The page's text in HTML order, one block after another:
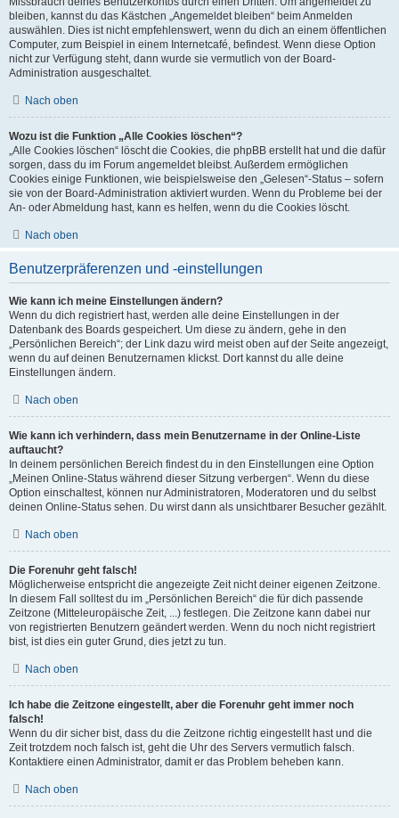
bleiben, kannst du das Kästchen „Angemeldet bleiben“ beim Anmelden
auswählen. Dies ist nicht empfehlenswert, wenn du dich an einem öffentlichen
Computer, zum Beispiel in einem Internetcafé, befindest. Wenn diese Option
nicht zur Verfügung steht, dann wurde sie vermutlich von der Board-
Administration ausgeschaltet.
Nach oben
Wozu ist die Funktion „Alle Cookies löschen“?
„Alle Cookies löschen“ löscht die Cookies, die phpBB erstellt hat und die dafür
sorgen, dass du im Forum angemeldet bleibst. Außerdem ermöglichen
Cookies einige Funktionen, wie beispielsweise den „Gelesen“-Status – sofern
sie von der Board-Administration aktiviert wurden. Wenn du Probleme bei der
An- oder Abmeldung hast, kann es helfen, wenn du die Cookies löscht.
Nach oben
Benutzerpräferenzen und -einstellungen
Wie kann ich meine Einstellungen ändern?
Wenn du dich registriert hast, werden alle deine Einstellungen in der
Datenbank des Boards gespeichert. Um diese zu ändern, gehe in den
„Persönlichen Bereich“; der Link dazu wird meist oben auf der Seite angezeigt,
wenn du auf deinen Benutzernamen klickst. Dort kannst du alle deine
Einstellungen ändern.
Nach oben
Wie kann ich verhindern, dass mein Benutzername in der Online-Liste
auftaucht?
In deinem persönlichen Bereich findest du in den Einstellungen eine Option
„Meinen Online-Status während dieser Sitzung verbergen“. Wenn du diese
Option einschaltest, können nur Administratoren, Moderatoren und du selbst
deinen Online-Status sehen. Du wirst dann als unsichtbarer Besucher gezählt.
Nach oben
Die Forenuhr geht falsch!
Möglicherweise entspricht die angezeigte Zeit nicht deiner eigenen Zeitzone.
In diesem Fall solltest du im „Persönlichen Bereich“ die für dich passende
Zeitzone (Mitteleuropäische Zeit, ...) festlegen. Die Zeitzone kann dabei nur
von registrierten Benutzern geändert werden. Wenn du noch nicht registriert
bist, ist dies ein guter Grund, dies jetzt zu tun.
Nach oben
Ich habe die Zeitzone eingestellt, aber die Forenuhr geht immer noch
falsch!
Wenn du dir sicher bist, dass du die Zeitzone richtig eingestellt hast und die
Zeit trotzdem noch falsch ist, geht die Uhr des Servers vermutlich falsch.
Kontaktiere einen Administrator, damit er das Problem beheben kann.
Nach oben